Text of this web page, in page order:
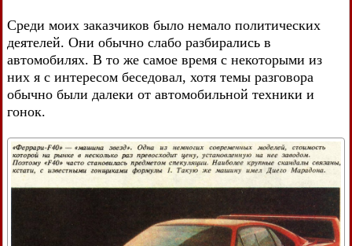
Среди моих заказчиков было немало политических
деятелей. Они обычно слабо разбирались в
автомобилях. В то же самое время с некоторыми из
них я с интересом беседовал, хотя темы разговора
обычно были далеки от автомобильной техники и
гонок.